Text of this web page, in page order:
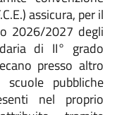
assicura, per il
2026/2027 degli
di II° grado
presso altro
pubbliche
nel proprio